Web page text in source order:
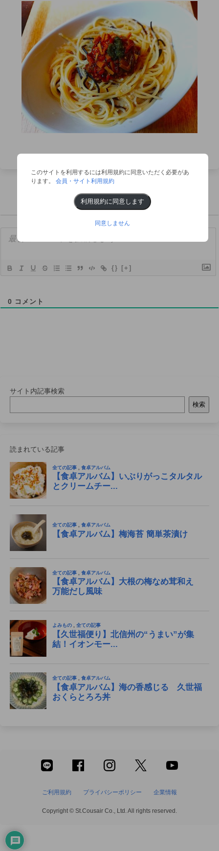
{} [+]
0 コメント
サイト内記事検索
検索
読まれている記事
ご利用規約 プライバシーポリシー 企業情報
Copyright © St.Cousair Co., Ltd. All rights reserved.
このサイトを利用するには利用規約に同意いただく必要があ
ります。会員・サイト利用規約
利用規約に同意します
同意しません